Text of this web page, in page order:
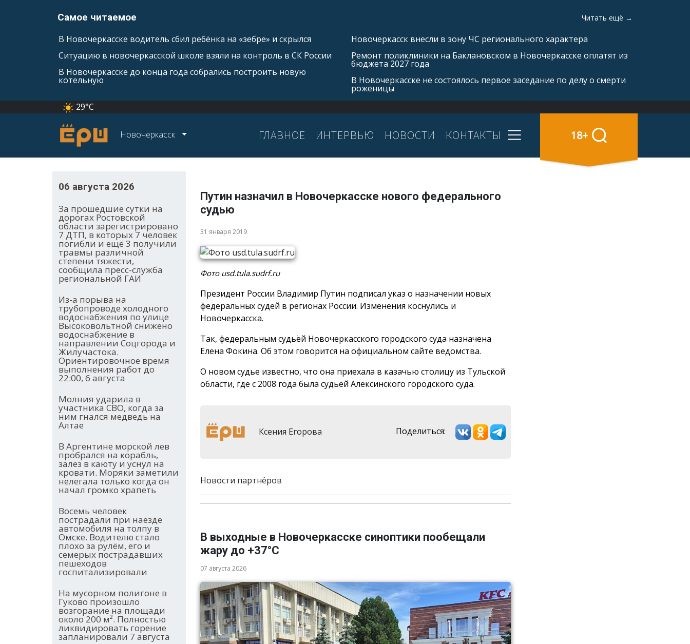
Самое читаемое Читать ещё →
В Новочеркасске водитель сбил ребёнка на «зебре» и скрылся
Ситуацию в новочеркасской школе взяли на контроль в СК России
В Новочеркасске до конца года собрались построить новую
котельную
Новочеркасск внесли в зону ЧС регионального характера
Ремонт поликлиники на Баклановском в Новочеркасске оплатят из
бюджета 2027 года
В Новочеркасске не состоялось первое заседание по делу о смерти
роженицы
29°C
Новочеркасск ГЛАВНОЕ ИНТЕРВЬЮ НОВОСТИ КОНТАКТЫ 18+
06 августа 2026
За прошедшие сутки на
дорогах Ростовской
области зарегистрировано
7 ДТП, в которых 7 человек
погибли и ещё 3 получили
травмы различной
степени тяжести,
сообщила пресс-служба
региональной ГАИ
Из-а порыва на
трубопроводе холодного
водоснабжения по улице
Высоковольтной снижено
водоснабжение в
направлении Соцгорода и
Жилучастока.
Ориентировочное время
выполнения работ до
22:00, 6 августа
Молния ударила в
участника СВО, когда за
ним гнался медведь на
Алтае
В Аргентине морской лев
пробрался на корабль,
залез в каюту и уснул на
кровати. Моряки заметили
нелегала только когда он
начал громко храпеть
Восемь человек
пострадали при наезде
автомобиля на толпу в
Омске. Водителю стало
плохо за рулём, его и
семерых пострадавших
пешеходов
госпитализировали
На мусорном полигоне в
Гуково произошло
возгорание на площади
около 200 м². Полностью
ликвидировать горение
запланировали 7 августа
Путин назначил в Новочеркасске нового федерального
судью
31 января 2019
Фото usd.tula.sudrf.ru
Президент России Владимир Путин подписал указ о назначении новых
федеральных судей в регионах России. Изменения коснулись и
Новочеркасска.
Так, федеральным судьёй Новочеркасского городского суда назначена
Елена Фокина. Об этом говорится на официальном сайте ведомства.
О новом судье известно, что она приехала в казачью столицу из Тульской
области, где с 2008 года была судьёй Алексинского городского суда.
Ксения Егорова Поделиться:
Новости партнёров
В выходные в Новочеркасске синоптики пообещали
жару до +37°C
07 августа 2026